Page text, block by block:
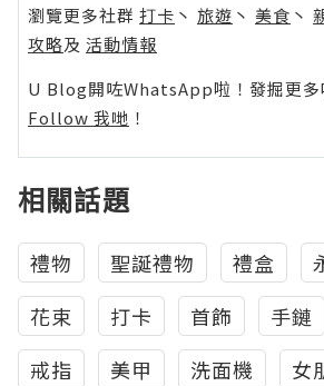
瀏覽更多社群 打卡 丶 旅遊 丶 美食 丶
攻略及 活動情報
U Blog開咗WhatsApp啦！發掘更多
Follow 我哋 ！
相關話題
禮物 聖誕禮物 禮盒
花束
打卡 首飾 手鏈
戒指
美甲 洗面機 女